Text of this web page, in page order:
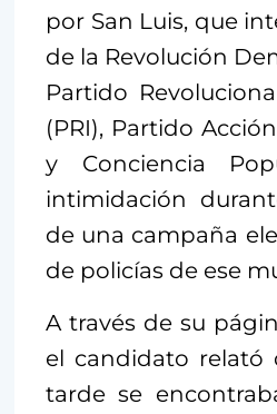
por San Luis, que
de la Revolución
Partido
(PRI), Partido
y Conciencia
intimidación
de una campaña
de policías de ese
A través de su
el candidato relató
tarde se